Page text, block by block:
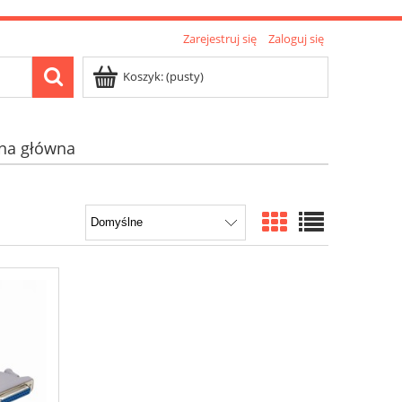
Zarejestruj się
Zaloguj się
Koszyk:(pusty)
główna